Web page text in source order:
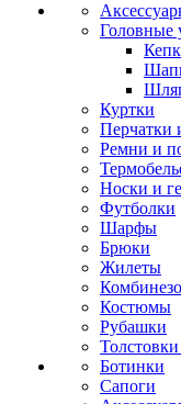
Головные
Куртки
Перчатки
Ремни и
Носки и
Футболки
Шарфы
Брюки
Жилеты
Костюмы
Рубашки
Ботинки
Сапоги